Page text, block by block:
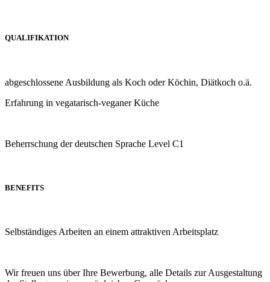
QUALIFIKATION
abgeschlossene Ausbildung als Koch oder Köchin, Diätkoch o.ä.
Erfahrung in vegatarisch-veganer Küche
Beherrschung der deutschen Sprache Level C1
BENEFITS
Selbständiges Arbeiten an einem attraktiven Arbeitsplatz
Wir freuen uns über Ihre Bewerbung, alle Details zur Ausgestaltung